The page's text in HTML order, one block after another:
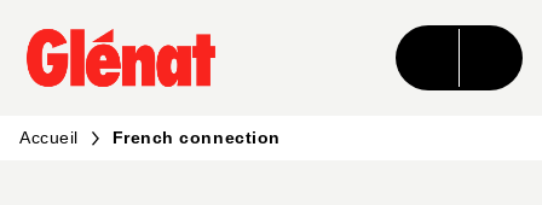
MENU RECHERCHE CONTENU
PIED DE PAGE
Accueil French connection